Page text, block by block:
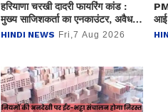
हरियाणा चरखी दादरी फायरिंग कांड :
मुख्य साजिशकर्ता का एनकाउंटर, अवैध
हथियार सहित दो अन्य आरोपी गिरफ्तार
HINDI NEWS Fri,7 Aug 2026
आई